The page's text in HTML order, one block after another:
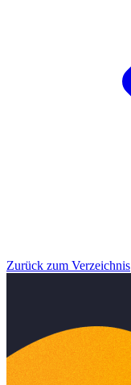
Zurück zum Verzeichnis